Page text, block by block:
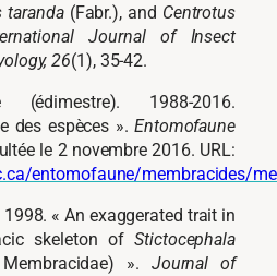
taranda(Fabr.), and Centrotus
Journal of Insect
26(1), 35-42.
1988-2016.
des espèces ».Entomofaune
le 2 novembre 2016. URL:
entomofaune/membracides/
« An exaggerated trait in
skeleton ofStictocephala
». Journal of